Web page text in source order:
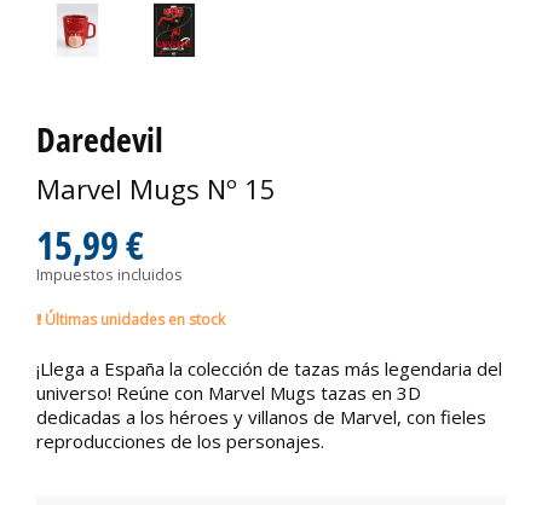
Daredevil
Marvel Mugs Nº 15
15,99 €
Impuestos incluidos
Últimas unidades en stock
¡Llega a España la colección de tazas más legendaria del
universo! Reúne con Marvel Mugs tazas en 3D
dedicadas a los héroes y villanos de Marvel, con fieles
reproducciones de los personajes.